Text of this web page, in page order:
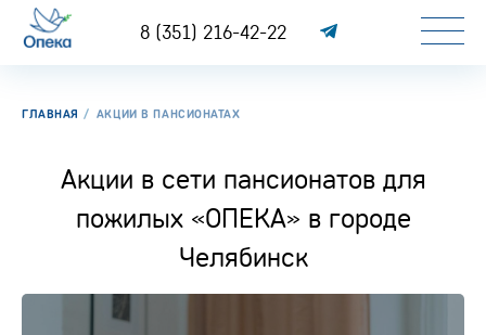
8 (351) 216-42-22
ГЛАВНАЯ АКЦИИ В ПАНСИОНАТАХ
Акции в сети пансионатов для
пожилых «ОПЕКА» в городе
Челябинск